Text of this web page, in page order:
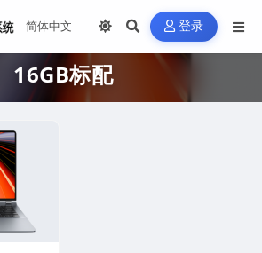
登录
16GB标配